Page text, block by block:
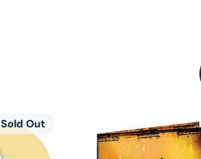
Sold Out